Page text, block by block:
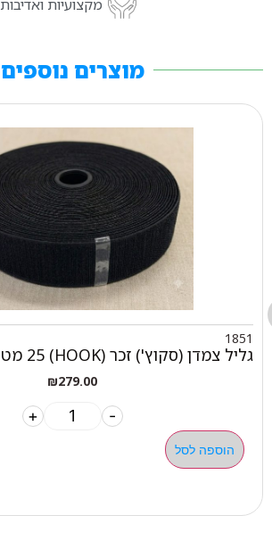
מקצועיות ואדיבות
מוצרים נוספים
1851
גליל צמדן (סקוץ') זכר (HOOK) 25 מטר / 10 ס"מ
₪279.00
-
+
הוספה לסל